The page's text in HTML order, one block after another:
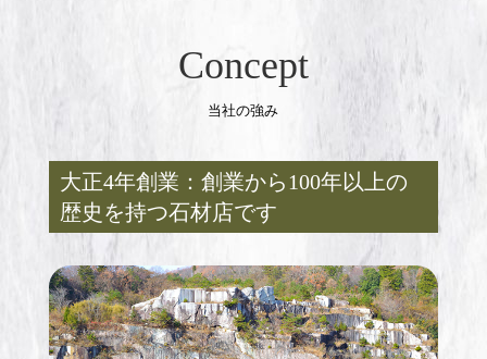
Concept
当社の強み
大正4年創業：創業から100年以上の
歴史を持つ石材店です